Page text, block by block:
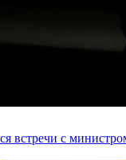
встречи с